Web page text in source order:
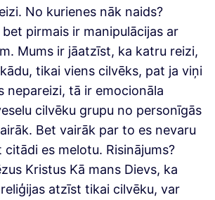
No kurienes nāk naids?
bet pirmais ir manipulācijas ar
Mums ir jāatzīst, ka katru reizi,
tikai viens cilvēks, pat ja viņi
nepareizi, tā ir emocionāla
cilvēku grupu no personīgās
Bet vairāk par to es nevaru
es melotu. Risinājums?
Kristus Kā mans Dievs, ka
atzīst tikai cilvēku, var